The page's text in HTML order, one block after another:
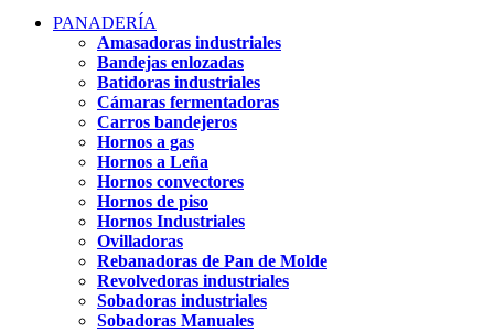
PANADERÍA
Amasadoras industriales
Bandejas enlozadas
Batidoras industriales
Cámaras fermentadoras
Carros bandejeros
Hornos a gas
Hornos a Leña
Hornos convectores
Hornos de piso
Hornos Industriales
Ovilladoras
Rebanadoras de Pan de Molde
Revolvedoras industriales
Sobadoras industriales
Sobadoras Manuales